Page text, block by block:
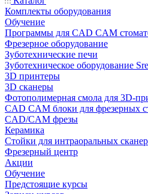
Комплекты оборудования
Обучение
Программы для CAD CAM
Фрезерное оборудование
Зуботехнические печи
Зуботехническое оборудование
3D принтеры
3D сканеры
Фотополимерная смола для 3D-
CAD CAM блоки для фрезерных
CAD/CAM фрезы
Керамика
Стойки для интраоральных
Фрезерный центр
Акции
Обучение
Предстоящие курсы